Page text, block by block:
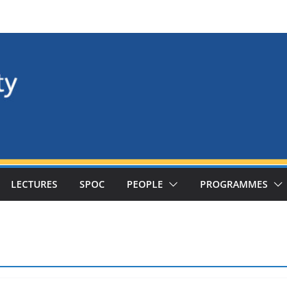
LECTURES SPOC PEOPLE PROGRAMMES